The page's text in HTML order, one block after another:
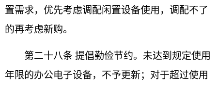
置需求， 优先考虑调配闲置设备使用，调配不了
的再考虑新购。
第二十八条 提倡勤俭节约。未达到规定使用
年限的办公电子设备，不予更新；对于超过使用